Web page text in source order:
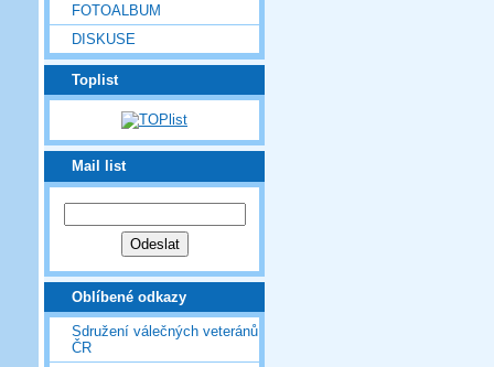
FOTOALBUM
DISKUSE
Toplist
Mail list
Oblíbené odkazy
Sdružení válečných veteránů
ČR